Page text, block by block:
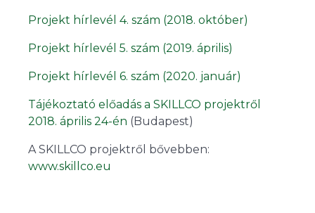
Projekt hírlevél 4. szám (2018. október)
Projekt hírlevél 5. szám (2019. április)
Projekt hírlevél 6. szám (2020. január)
Tájékoztató előadás a SKILLCO projektről
2018. április 24-én (Budapest)
A SKILLCO projektről bővebben:
www.skillco.eu